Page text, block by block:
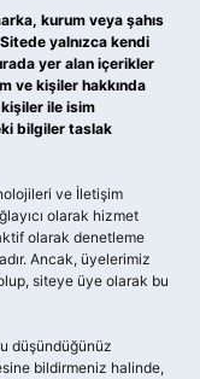
kurum veya şahıs
yalnızca kendi
yer alan içerikler
ve kişiler hakkında
kişiler ile isim
bilgiler taslak
ve İletişim
olarak hizmet
olarak denetleme
Ancak, üyelerimiz
siteye üye olarak bu
düşündüğünüz
bildirmeniz halinde,